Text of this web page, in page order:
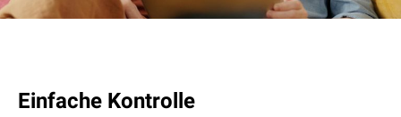
Einfache Kontrolle